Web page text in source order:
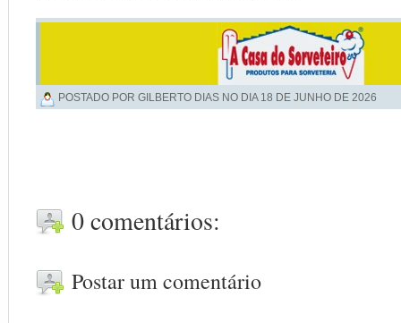
POSTADO POR GILBERTO DIAS NO DIA 18 DE JUNHO DE 2026
0 comentários:
Postar um comentário